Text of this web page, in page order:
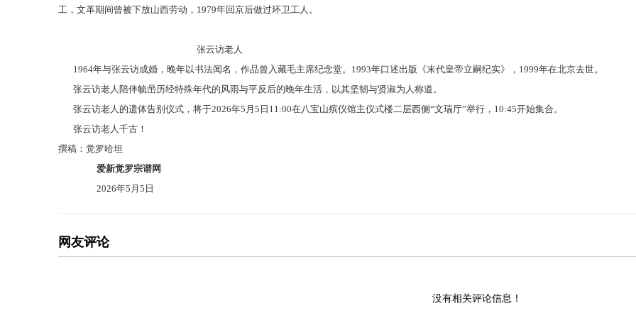
工，文革期间曾被下放山西劳动，1979年回京后做过环卫工人。
张云访老人
1964年与张云访成婚，晚年以书法闻名，作品曾入藏毛主席纪念堂。1993年口述出版《末代皇帝立嗣纪实》，1999年在北京去世。
张云访老人陪伴毓喦历经特殊年代的风雨与平反后的晚年生活，以其坚韧与贤淑为人称道。
张云访老人的遗体告别仪式，将于2026年5月5日11:00在八宝山殡仪馆主仪式楼二层西侧“文瑞厅”举行，10:45开始集合。
张云访老人千古！
撰稿：觉罗哈坦
爱新觉罗宗谱网
2026年5月5日
网友评论
没有相关评论信息！